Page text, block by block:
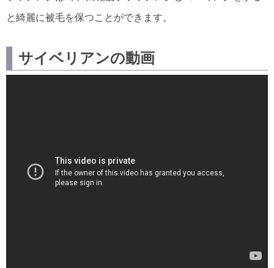
と綺麗に被毛を保つことができます。
サイベリアンの動画